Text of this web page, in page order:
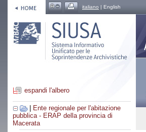
italiano | English
espandi l'albero
Ente regionale per l'abitazione
pubblica - ERAP della provincia di
Macerata